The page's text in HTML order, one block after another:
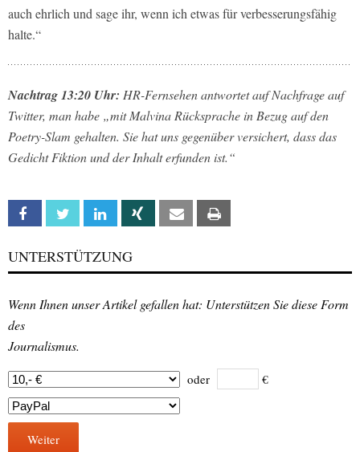
auch ehrlich und sage ihr, wenn ich etwas für verbesserungsfähig
halte.“
Nachtrag 13:20 Uhr: HR-Fernsehen antwortet auf Nachfrage auf
Twitter, man habe „mit Malvina Rücksprache in Bezug auf den
Poetry-Slam gehalten. Sie hat uns gegenüber versichert, dass das
Gedicht Fiktion und der Inhalt erfunden ist.“
Facebook Twitter Linkedin Xing Email
UNTERSTÜTZUNG
Wenn Ihnen unser Artikel gefallen hat: Unterstützen Sie diese Form
des
Journalismus.
oder €
Weiter